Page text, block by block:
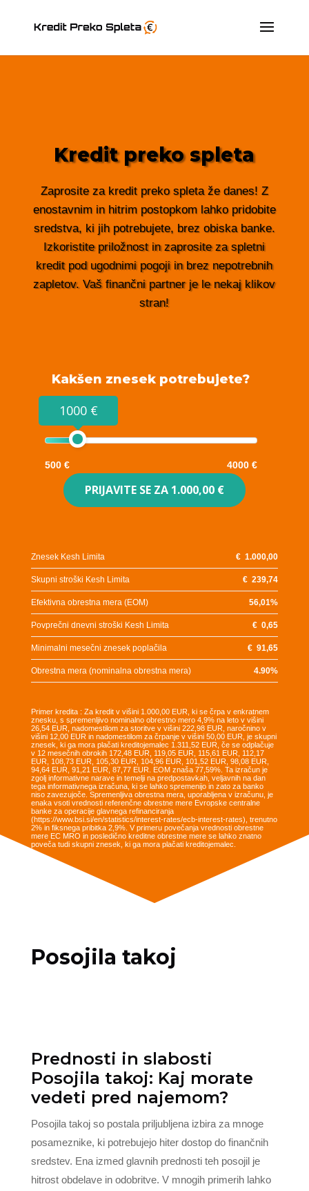
Kredit preko spleta
Zaprosite za kredit preko spleta že danes! Z
enostavnim in hitrim postopkom lahko pridobite
sredstva, ki jih potrebujete, brez obiska banke.
Izkoristite priložnost in zaprosite za spletni
kredit pod ugodnimi pogoji in brez nepotrebnih
zapletov. Vaš finančni partner je le nekaj klikov
stran!
Kakšen znesek potrebujete?
1000 €
500 € 4000 €
PRIJAVITE SE ZA 1.000,00 €
Znesek Kesh Limita €1.000,00
Skupni stroški Kesh Limita €239,74
Efektivna obrestna mera (EOM) 56,01%
Povprečni dnevni stroški Kesh Limita €0,65
Minimalni mesečni znesek poplačila €91,65
Obrestna mera (nominalna obrestna mera) 4.90%
Primer kredita : Za kredit v višini 1.000,00 EUR, ki se črpa v enkratnem
znesku, s spremenljivo nominalno obrestno mero 4,9% na leto v višini
26,54 EUR, nadomestilom za storitve v višini 222,98 EUR, naročnino v
višini 12,00 EUR in nadomestilom za črpanje v višini 50,00 EUR, je skupni
znesek, ki ga mora plačati kreditojemalec 1.311,52 EUR, če se odplačuje
v 12 mesečnih obrokih 172,48 EUR, 119,05 EUR, 115,61 EUR, 112,17
EUR, 108,73 EUR, 105,30 EUR, 104,96 EUR, 101,52 EUR, 98,08 EUR,
94,64 EUR, 91,21 EUR, 87,77 EUR. EOM znaša 77,59%. Ta izračun je
zgolj informativne narave in temelji na predpostavkah, veljavnih na dan
tega informativnega izračuna, ki se lahko spremenijo in zato za banko
niso zavezujoče. Spremenljiva obrestna mera, uporabljena v izračunu, je
enaka vsoti vrednosti referenčne obrestne mere Evropske centralne
banke za operacije glavnega refinanciranja
(https://www.bsi.si/en/statistics/interest-rates/ecb-interest-rates), trenutno
2% in fiksnega pribitka 2,9%. V primeru povečanja vrednosti obrestne
mere EC MRO in posledično kreditne obrestne mere se lahko znatno
poveča tudi skupni znesek, ki ga mora plačati kreditojemalec.
Posojila takoj
Prednosti in slabosti
Posojila takoj: Kaj morate
vedeti pred najemom?
Posojila takoj so postala priljubljena izbira za mnoge
posameznike, ki potrebujejo hiter dostop do finančnih
sredstev. Ena izmed glavnih prednosti teh posojil je
hitrost obdelave in odobritve. V mnogih primerih lahko